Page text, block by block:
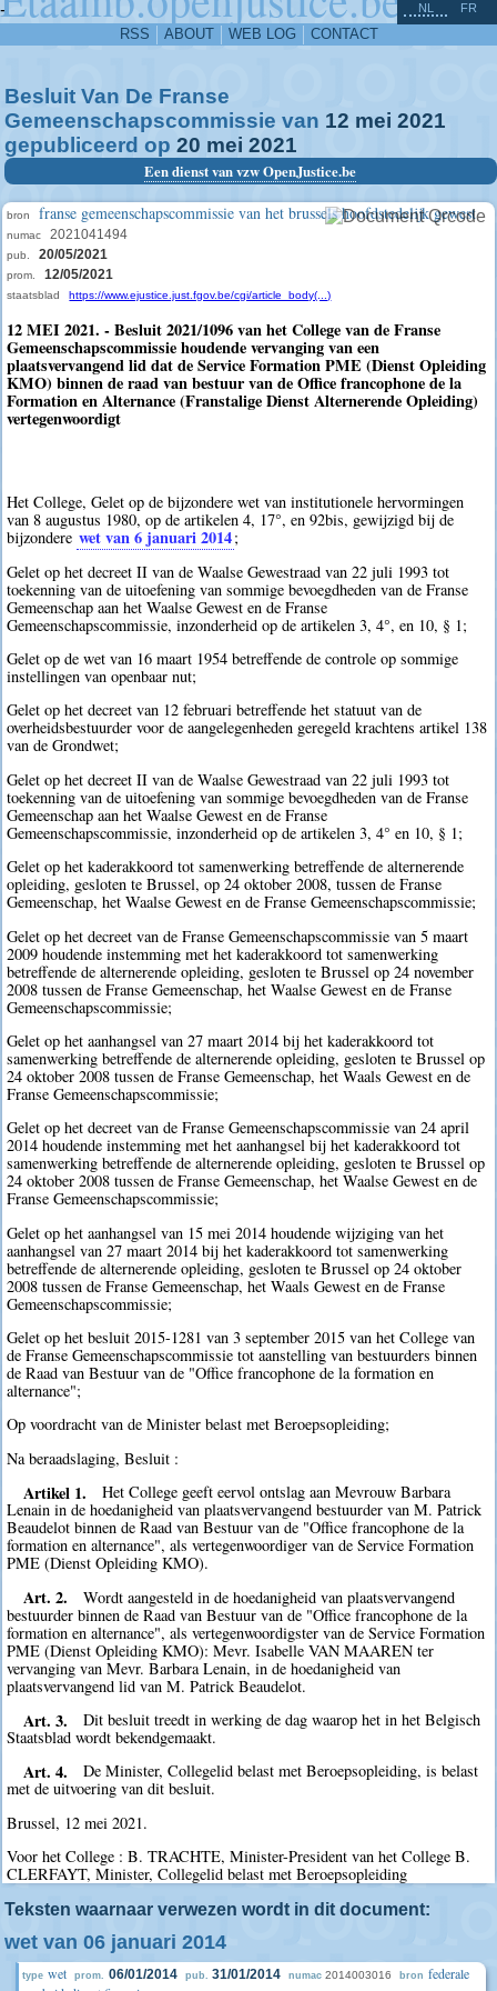
-
RSS ABOUT WEB LOG CONTACT
NL FR
Besluit Van De Franse
Gemeenschapscommissie van 12 mei 2021
gepubliceerd op 20 mei 2021
Een dienst van vzw OpenJustice.be
bron franse gemeenschapscommissie van het brussels hoofdstedelijk gewest
numac 2021041494
pub. 20/05/2021
prom. 12/05/2021
staatsblad https://www.ejustice.just.fgov.be/cgi/article_body(...)
12 MEI 2021. - Besluit 2021/1096 van het College van de Franse
Gemeenschapscommissie houdende vervanging van een
plaatsvervangend lid dat de Service Formation PME (Dienst Opleiding
KMO) binnen de raad van bestuur van de Office francophone de la
Formation en Alternance (Franstalige Dienst Alternerende Opleiding)
vertegenwoordigt
Het College, Gelet op de bijzondere wet van institutionele hervormingen
van 8 augustus 1980, op de artikelen 4, 17°, en 92bis, gewijzigd bij de
bijzondere wet van 6 januari 2014;
Gelet op het decreet II van de Waalse Gewestraad van 22 juli 1993 tot
toekenning van de uitoefening van sommige bevoegdheden van de Franse
Gemeenschap aan het Waalse Gewest en de Franse
Gemeenschapscommissie, inzonderheid op de artikelen 3, 4°, en 10, § 1;
Gelet op de wet van 16 maart 1954 betreffende de controle op sommige
instellingen van openbaar nut;
Gelet op het decreet van 12 februari betreffende het statuut van de
overheidsbestuurder voor de aangelegenheden geregeld krachtens artikel 138
van de Grondwet;
Gelet op het decreet II van de Waalse Gewestraad van 22 juli 1993 tot
toekenning van de uitoefening van sommige bevoegdheden van de Franse
Gemeenschap aan het Waalse Gewest en de Franse
Gemeenschapscommissie, inzonderheid op de artikelen 3, 4° en 10, § 1;
Gelet op het kaderakkoord tot samenwerking betreffende de alternerende
opleiding, gesloten te Brussel, op 24 oktober 2008, tussen de Franse
Gemeenschap, het Waalse Gewest en de Franse Gemeenschapscommissie;
Gelet op het decreet van de Franse Gemeenschapscommissie van 5 maart
2009 houdende instemming met het kaderakkoord tot samenwerking
betreffende de alternerende opleiding, gesloten te Brussel op 24 november
2008 tussen de Franse Gemeenschap, het Waalse Gewest en de Franse
Gemeenschapscommissie;
Gelet op het aanhangsel van 27 maart 2014 bij het kaderakkoord tot
samenwerking betreffende de alternerende opleiding, gesloten te Brussel op
24 oktober 2008 tussen de Franse Gemeenschap, het Waals Gewest en de
Franse Gemeenschapscommissie;
Gelet op het decreet van de Franse Gemeenschapscommissie van 24 april
2014 houdende instemming met het aanhangsel bij het kaderakkoord tot
samenwerking betreffende de alternerende opleiding, gesloten te Brussel op
24 oktober 2008 tussen de Franse Gemeenschap, het Waalse Gewest en de
Franse Gemeenschapscommissie;
Gelet op het aanhangsel van 15 mei 2014 houdende wijziging van het
aanhangsel van 27 maart 2014 bij het kaderakkoord tot samenwerking
betreffende de alternerende opleiding, gesloten te Brussel op 24 oktober
2008 tussen de Franse Gemeenschap, het Waals Gewest en de Franse
Gemeenschapscommissie;
Gelet op het besluit 2015-1281 van 3 september 2015 van het College van
de Franse Gemeenschapscommissie tot aanstelling van bestuurders binnen
de Raad van Bestuur van de "Office francophone de la formation en
alternance";
Op voordracht van de Minister belast met Beroepsopleiding;
Na beraadslaging, Besluit :
Artikel 1.
Het College geeft eervol ontslag aan Mevrouw Barbara
Lenain in de hoedanigheid van plaatsvervangend bestuurder van M. Patrick
Beaudelot binnen de Raad van Bestuur van de "Office francophone de la
formation en alternance", als vertegenwoordiger van de Service Formation
PME (Dienst Opleiding KMO).
Art. 2.
Wordt aangesteld in de hoedanigheid van plaatsvervangend
bestuurder binnen de Raad van Bestuur van de "Office francophone de la
formation en alternance", als vertegenwoordigster van de Service Formation
PME (Dienst Opleiding KMO): Mevr. Isabelle VAN MAAREN ter
vervanging van Mevr. Barbara Lenain, in de hoedanigheid van
plaatsvervangend lid van M. Patrick Beaudelot.
Art. 3.
Dit besluit treedt in werking de dag waarop het in het Belgisch
Staatsblad wordt bekendgemaakt.
Art. 4.
De Minister, Collegelid belast met Beroepsopleiding, is belast
met de uitvoering van dit besluit.
Brussel, 12 mei 2021.
Voor het College : B. TRACHTE, Minister-President van het College B.
CLERFAYT, Minister, Collegelid belast met Beroepsopleiding
Teksten waarnaar verwezen wordt in dit document:
wet van 06 januari 2014
type wet prom. 06/01/2014 pub. 31/01/2014 numac 2014003016 bron federale
^